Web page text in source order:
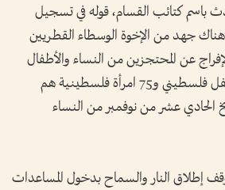
باسم كتائب القسام، قوله في تسجيل
جهد من الإخوة الوسطاء القطريين
عن المحتجزين من النساء والأطفال
مقابل الإفراج عن 200 طفل فلسطيني و75 امرأة فلسطينية هم
الحادي عشر من نوفمبر من النساء
إطلاق النار والسماح بدخول المساعدات